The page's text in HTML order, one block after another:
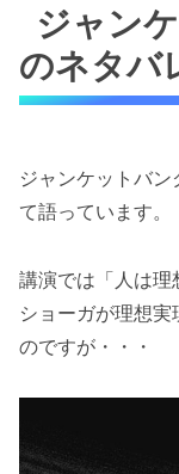
ジャン
のネタバ
ジャンケットバ
て語っています。
講演では「人は理
ショーガが理想
のですが・・・